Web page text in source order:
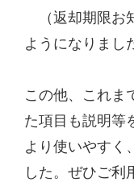
（返却期限お
ようになりまし
この他、これま
た項目も説明等
より使いやすく
した。ぜひご利